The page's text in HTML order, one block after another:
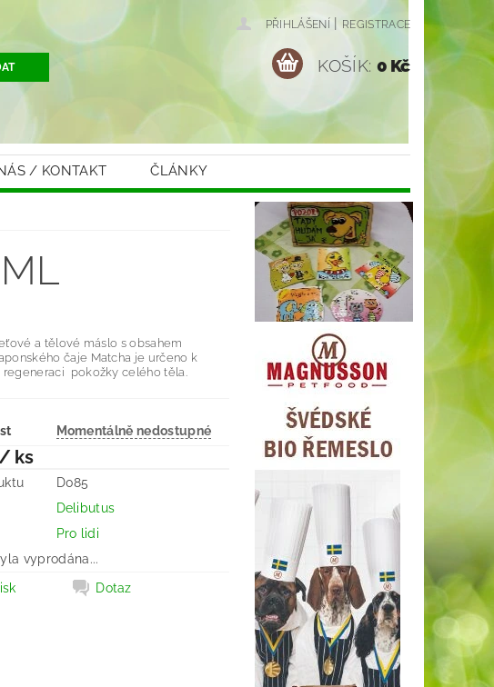
PŘIHLÁŠENÍ | REGISTRACE
KOŠÍK: 0 Kč
/ KONTAKT ČLÁNKY
a tělové máslo s obsahem
čaje Matcha je určeno k
pokožky celého těla.
Momentálně nedostupné
/ ks
D085
Delibutus
Pro lidi
vyprodána...
Dotaz